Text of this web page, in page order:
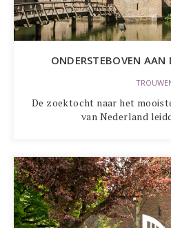
ONDERSTEBOVEN AAN
De zoektocht naar het
van Nederland